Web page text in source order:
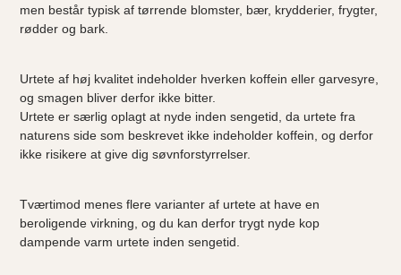
men består typisk af tørrende blomster, bær, krydderier, frygter,
rødder og bark.
Urtete af høj kvalitet indeholder hverken koffein eller garvesyre,
og smagen bliver derfor ikke bitter.
Urtete er særlig oplagt at nyde inden sengetid, da urtete fra
naturens side som beskrevet ikke indeholder koffein, og derfor
ikke risikere at give dig søvnforstyrrelser.
Tværtimod menes flere varianter af urtete at have en
beroligende virkning, og du kan derfor trygt nyde kop
dampende varm urtete inden sengetid.